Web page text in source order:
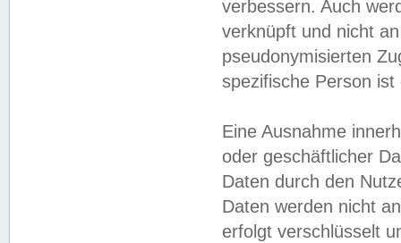
verbessern. Auch
verknüpft und nicht
pseudonymisierten
spezifische Person
Eine Ausnahme
oder geschäftlicher
Daten durch den
Daten werden nicht
erfolgt verschlüsselt